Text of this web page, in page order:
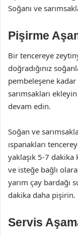
Soğanı ve
Pişirme
Bir tencereye
doğradığınız
pembeleşene kadar
sarımsakları
devam edin.
Soğan ve
ıspanakları
yaklaşık 5-7
ve isteğe bağlı
yarım çay bardağı
dakika daha pişirin.
Servis